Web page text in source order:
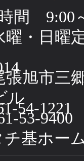
間 9:00
曜・日曜
張旭市三
ル
54-1221
53-9400
チ基ホー